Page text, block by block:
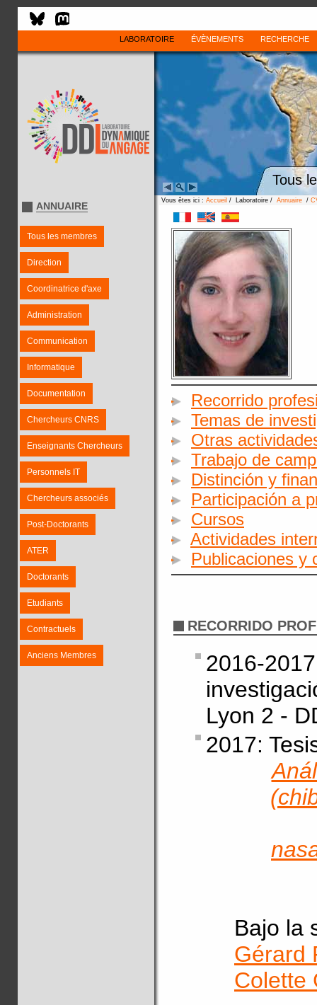
LABORATOIRE ÉVÈNEMENTS RECHERCHE
Tous
ANNUAIRE
Tous les membres
Direction
Coordinatrice d'axe
Administration
Communication
Informatique
Documentation
Chercheurs CNRS
Enseignants Chercheurs
Personnels IT
Chercheurs associés
Post-Doctorants
ATER
Doctorants
Etudiants
Contractuels
Anciens Membres
Vous êtes ici : Accueil / Laboratoire / Annuaire /
Recorrido
Temas de
Otras
Trabajo de
Distinción y
Participación a
Cursos
Actividades
Publicaciones y
RECORRIDO
2016-
Lyon 2 -
2017:
Bajo la
Gérard
Colette